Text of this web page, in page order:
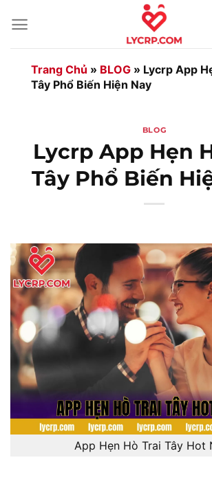
qua
Trang Chủ » BLOG » Lycrp App
Tây Phổ Biến Hiện Nay
BLOG
Lycrp App Hẹn
Tây Phổ Biến
App Hẹn Hò Trai Tây Hot